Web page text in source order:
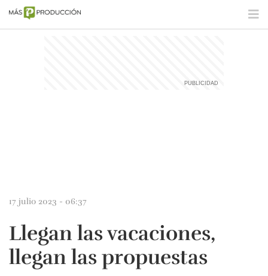
17 julio 2023 - 06:37
Llegan las vacaciones,
llegan las propuestas